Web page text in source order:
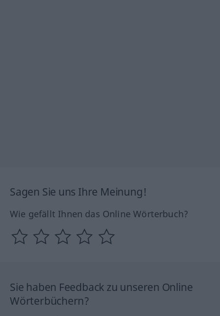
Sagen Sie uns Ihre Meinung!
Wie gefällt Ihnen das Online Wörterbuch?
Sie haben Feedback zu unseren Online
Wörterbüchern?